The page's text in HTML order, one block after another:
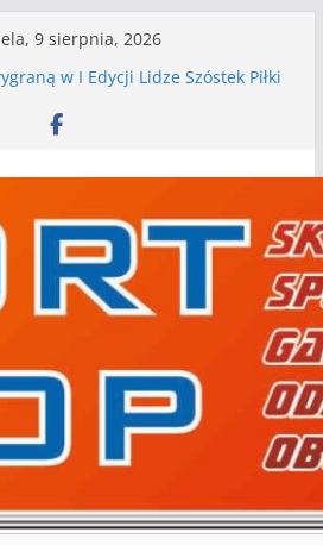
9 sierpnia, 2026
w I Edycji Lidze Szóstek Piłki
zespoły w toku przygotowań
kontrolne naszych piłkarskich
pierwszą edycję Ligi Szóstek w
gry kontrolne, piłkarskie
nami